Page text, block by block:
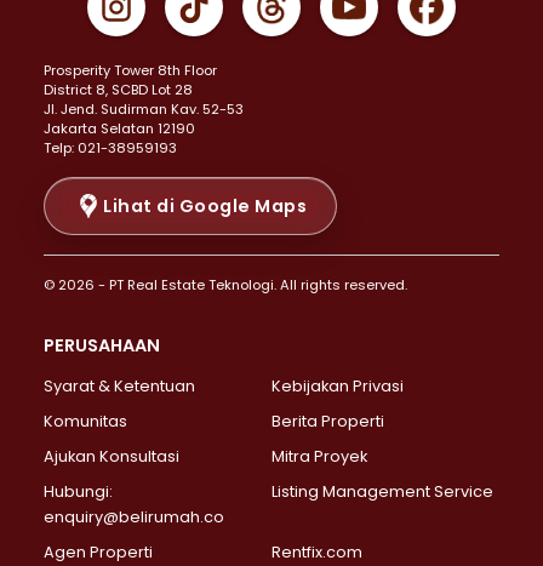
Properti Dijual di Johar Baru >
Properti Dijual di Menteng >
Properti Dijual di Senen >
Properti Dijual di Tanah Abang >
Properti Dijual di Cikini >
Properti Dijual di Kramat >
Properti Dijual di Pasar Baru >
Properti Dijual di Bendungan Hilir >
Properti Dijual di Jakarta Selatan >
Properti Dijual di Lebak Bulus >
Properti Dijual di Gandaria Selatan >
Properti Dijual di Pondok Labu >
Properti Dijual di Lenteng Agung >
Properti Dijual di Senayan >
Properti Dijual di Pondok Pinang >
Prosperity Tower 8th Floor
District 8, SCBD Lot 28
JI. Jend. Sudirman Kav. 52-53
Jakarta Selatan 12190
Telp: 021-38959193
Lihat di Google Maps
© 2026 - PT Real Estate Teknologi. All rights reserved.
PERUSAHAAN
Syarat & Ketentuan
Kebijakan Privasi
Komunitas
Berita Properti
Ajukan Konsultasi
Mitra Proyek
Hubungi:
enquiry@belirumah.co
Listing Management Service
Agen Properti Rentfix.com